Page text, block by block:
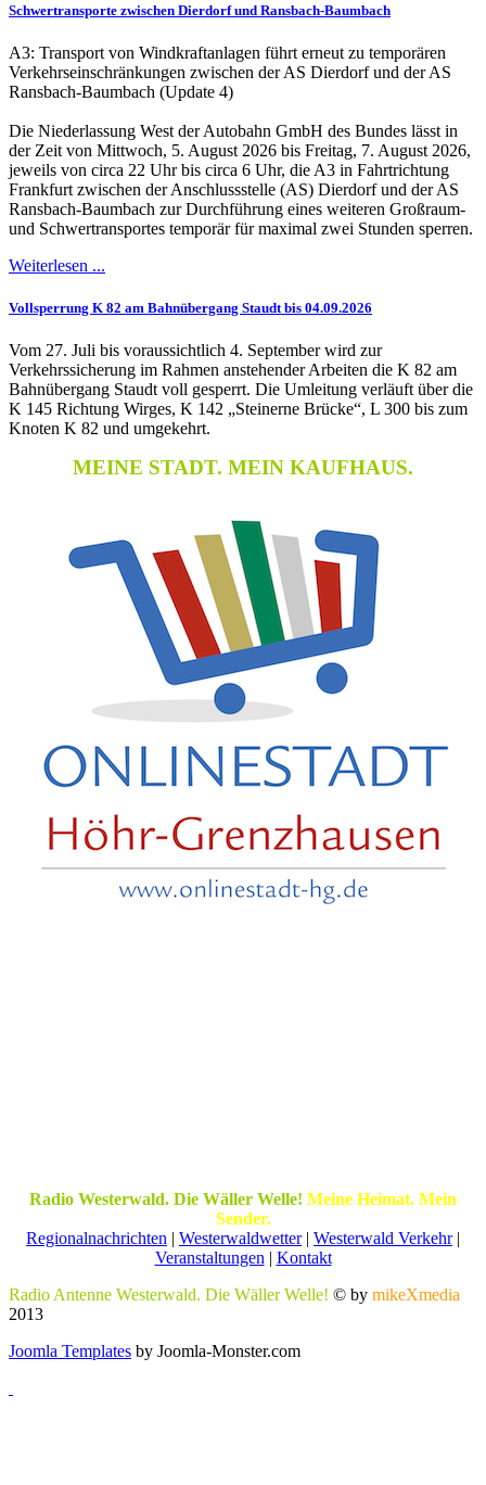
Schwertransporte zwischen Dierdorf und Ransbach-Baumbach
A3: Transport von Windkraftanlagen führt erneut zu temporären
Verkehrseinschränkungen zwischen der AS Dierdorf und der AS
Ransbach-Baumbach (Update 4)
Die Niederlassung West der Autobahn GmbH des Bundes lässt in
der Zeit von Mittwoch, 5. August 2026 bis Freitag, 7. August 2026,
jeweils von circa 22 Uhr bis circa 6 Uhr, die A3 in Fahrtrichtung
Frankfurt zwischen der Anschlussstelle (AS) Dierdorf und der AS
Ransbach-Baumbach zur Durchführung eines weiteren Großraum-
und Schwertransportes temporär für maximal zwei Stunden sperren.
Weiterlesen ...
Vollsperrung K 82 am Bahnübergang Staudt bis 04.09.2026
Vom 27. Juli bis voraussichtlich 4. September wird zur
Verkehrssicherung im Rahmen anstehender Arbeiten die K 82 am
Bahnübergang Staudt voll gesperrt. Die Umleitung verläuft über die
K 145 Richtung Wirges, K 142 „Steinerne Brücke“, L 300 bis zum
Knoten K 82 und umgekehrt.
MEINE STADT. MEIN KAUFHAUS.
Radio Westerwald. Die Wäller Welle! Meine Heimat. Mein
Sender.
Regionalnachrichten | Westerwaldwetter| Westerwald Verkehr|
Veranstaltungen | Kontakt
Radio Antenne Westerwald. Die Wäller Welle! © by mikeXmedia
2013
Joomla Templates by Joomla-Monster.com